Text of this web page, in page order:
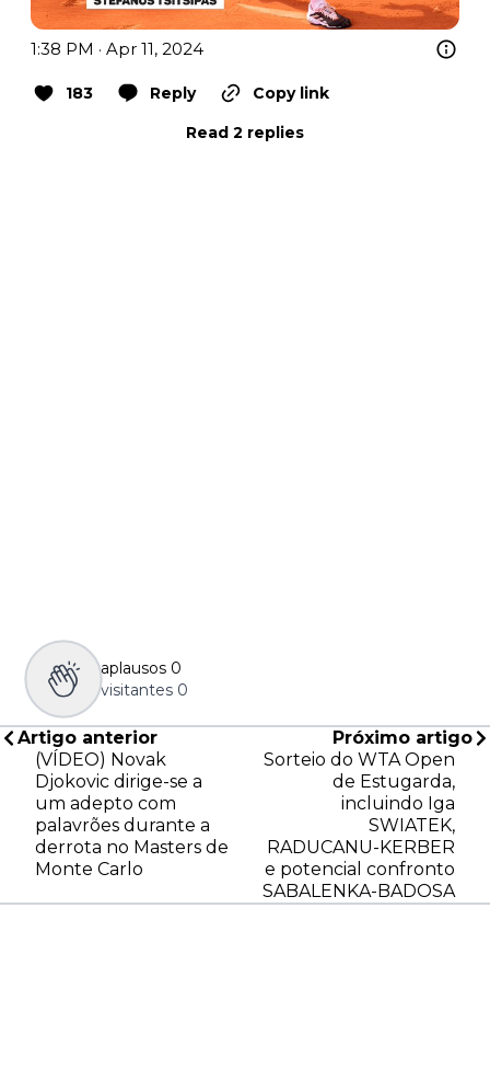
1:38 PM · Apr 11, 2024
183 Reply
Copy link
Read 2 replies
aplausos 0
visitantes 0
Artigo anterior
(VÍDEO) Novak
Djokovic dirige-se a
um adepto com
palavrões durante a
derrota no Masters de
Monte Carlo
Próximo artigo
Sorteio do WTA Open
de Estugarda,
incluindo Iga
SWIATEK,
RADUCANU-KERBER
e potencial confronto
SABALENKA-BADOSA